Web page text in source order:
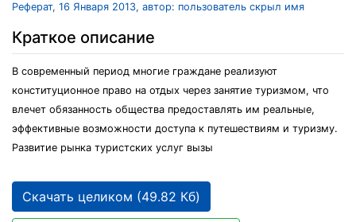
Реферат, 16 Января 2013, автор: пользователь скрыл имя
Краткое описание
В современный период многие граждане реализуют
конституционное право на отдых через занятие туризмом, что
влечет обязанность общества предоставлять им реальные,
эффективные возможности доступа к путешествиям и туризму.
Развитие рынка туристских услуг вызы
Скачать целиком (49.82 Кб)